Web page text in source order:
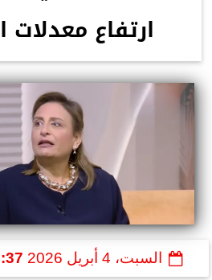
ارتفاع
السبت، 4 أبريل 2026